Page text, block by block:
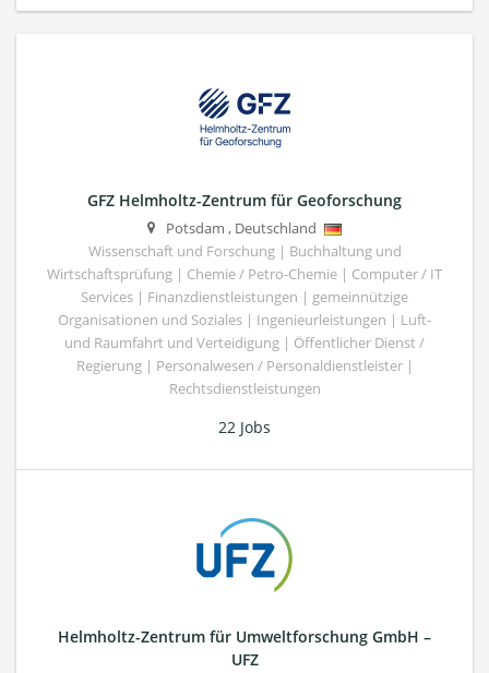
GFZ Helmholtz-Zentrum für Geoforschung
Potsdam , Deutschland
Wissenschaft und Forschung | Buchhaltung und
Wirtschaftsprüfung | Chemie / Petro-Chemie | Computer / IT
Services | Finanzdienstleistungen | gemeinnützige
Organisationen und Soziales | Ingenieurleistungen | Luft-
und Raumfahrt und Verteidigung | Öffentlicher Dienst /
Regierung | Personalwesen / Personaldienstleister |
Rechtsdienstleistungen
22 Jobs
Helmholtz-Zentrum für Umweltforschung GmbH –
UFZ